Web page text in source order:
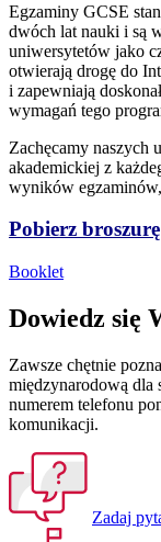
Egzaminy GCSE
dwóch lat nauki i są
uniwersytetów jako
otwierają drogę do
i zapewniają
wymagań tego
Zachęcamy naszych
akademickiej z
wyników
Pobierz
Booklet
Dowiedz się
Zawsze chętnie
międzynarodową dla
numerem telefonu
komunikacji.
Zadaj